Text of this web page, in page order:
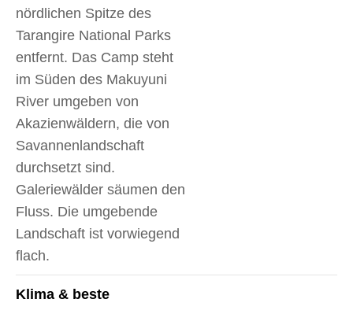
nördlichen Spitze des
Tarangire National Parks
entfernt. Das Camp steht
im Süden des Makuyuni
River umgeben von
Akazienwäldern, die von
Savannenlandschaft
durchsetzt sind.
Galeriewälder säumen den
Fluss. Die umgebende
Landschaft ist vorwiegend
flach.
Klima & beste